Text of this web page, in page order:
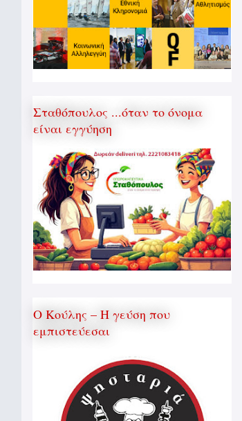
Σταθόπουλος ...όταν το όνομα
είναι εγγύηση
Ο Κούλης – Η γεύση που
εμπιστεύεσαι